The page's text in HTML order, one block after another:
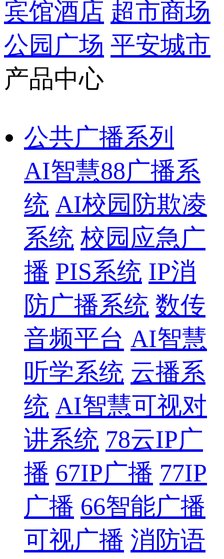
宾馆酒店 超市商场
公园广场 平安城市
产品中心
公共广播系列
AI智慧88广播系
统 AI校园防欺凌
系统 校园应急广
播 PIS系统 IP消
防广播系统 数传
音频平台 AI智慧
听学系统 云播系
统 AI智慧可视对
讲系统 78云IP广
播 67IP广播 77IP
广播 66智能广播
可视广播 消防语